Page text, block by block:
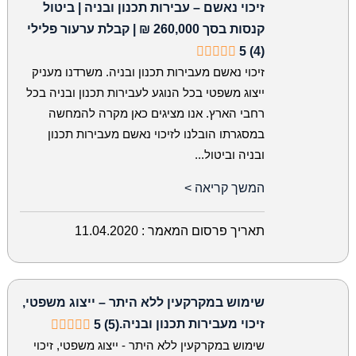
זיכוי נאשם – עבירות תכנון ובניה | ביטול
קנסות בסך 260,000 ₪ | קבלת ערעור פלילי
5 (4)
זיכוי נאשם מעבירות תכנון ובניה. משרדנו מעניק
ייצוג משפטי בכל הנוגע לעבירות תכנון ובניה בכל
רחבי הארץ. אנו מציגים כאן מקרה להמחשה
במסגרתו הובלנו לזיכוי נאשם מעבירות תכנון
ובניה וביטול...
המשך קריאה >
תאריך פרסום המאמר : 11.04.2020
שימוש במקרקעין ללא היתר – ייצוג משפטי,
זיכוי מעבירות תכנון ובניה.5 (5)
שימוש במקרקעין ללא היתר - ייצוג משפטי, זיכוי